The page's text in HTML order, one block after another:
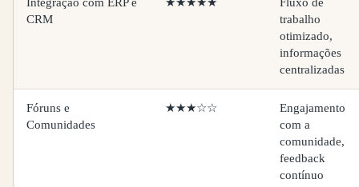
CRM
trabalho
otimizado,
informações
centralizadas
Fóruns e
Comunidades
★★★☆☆
Engajamento
com a
comunidade,
feedback
contínuo